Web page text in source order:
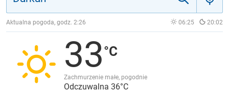
JAKOŚĆ POWIETRZA
Aktualna pogoda, godz. 2:26 06:25 20:02
33
Zachmurzenie małe, pogodnie
Odczuwalna 36°C